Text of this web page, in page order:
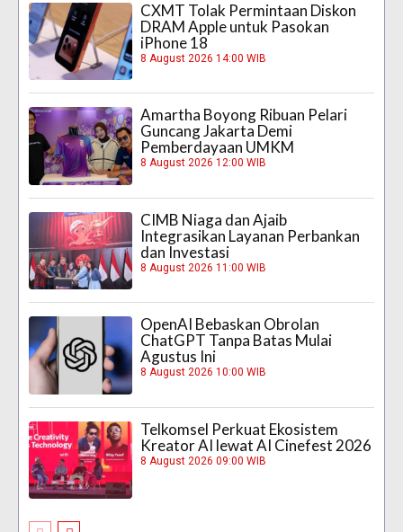
CXMT Tolak Permintaan Diskon
DRAM Apple untuk Pasokan
iPhone 18
8 August 2026 14:00 WIB
Amartha Boyong Ribuan Pelari
Guncang Jakarta Demi
Pemberdayaan UMKM
8 August 2026 12:00 WIB
CIMB Niaga dan Ajaib
Integrasikan Layanan Perbankan
dan Investasi
8 August 2026 11:00 WIB
OpenAI Bebaskan Obrolan
ChatGPT Tanpa Batas Mulai
Agustus Ini
8 August 2026 10:00 WIB
Telkomsel Perkuat Ekosistem
Kreator AI lewat AI Cinefest 2026
8 August 2026 09:00 WIB